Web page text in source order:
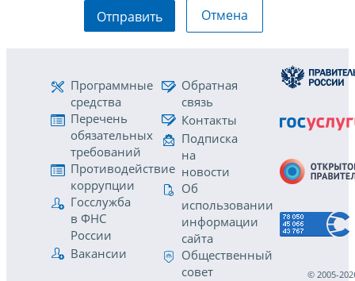
Отправить Отмена
Программные
средства
Перечень
обязательных
требований
Противодействие
коррупции
Госслужба
в ФНС
России
Вакансии
Обратная
связь
Контакты
Подписка
на
новости
Об
использовании
информации
сайта
Общественный
совет
© 2005-